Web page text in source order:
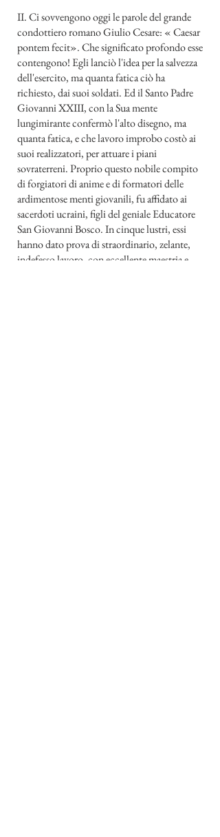
II. Ci sovvengono oggi le parole del grande
condottiero romano Giulio Cesare: « Caesar
pontem fecit». Che significato profondo esse
contengono! Egli lanciò l'idea per la salvezza
dell'esercito, ma quanta fatica ciò ha
richiesto, dai suoi soldati. Ed il Santo Padre
Giovanni XXIII, con la Sua mente
lungimirante confermò l'alto disegno, ma
quanta fatica, e che lavoro improbo costò ai
suoi realizzatori, per attuare i piani
sovraterreni. Proprio questo nobile compito
di forgiatori di anime e di formatori delle
ardimentose menti giovanili, fu affidato ai
sacerdoti ucraini, figli del geniale Educatore
San Giovanni Bosco. In cinque lustri, essi
hanno dato prova di straordinario, zelante,
indefesso lavoro, con eccellente maestria e